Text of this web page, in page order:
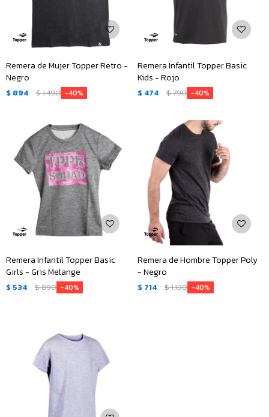
Remera de Mujer Topper Retro -
Negro
$ 894 $1.490 40
Remera Infantil Topper Basic
Kids - Rojo
$ 474 $790 40
Remera Infantil Topper Basic
Girls - Gris Melange
$ 534 $890 40
Remera de Hombre Topper Poly
- Negro
$ 714 $1.190 40